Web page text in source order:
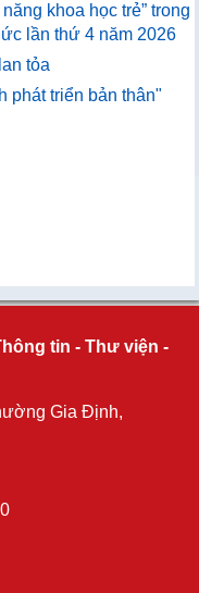
khoa học trẻ” trong
lần thứ 4 năm 2026
tỏa
phát triển bản thân"
tin - Thư viện -
Gia Định,